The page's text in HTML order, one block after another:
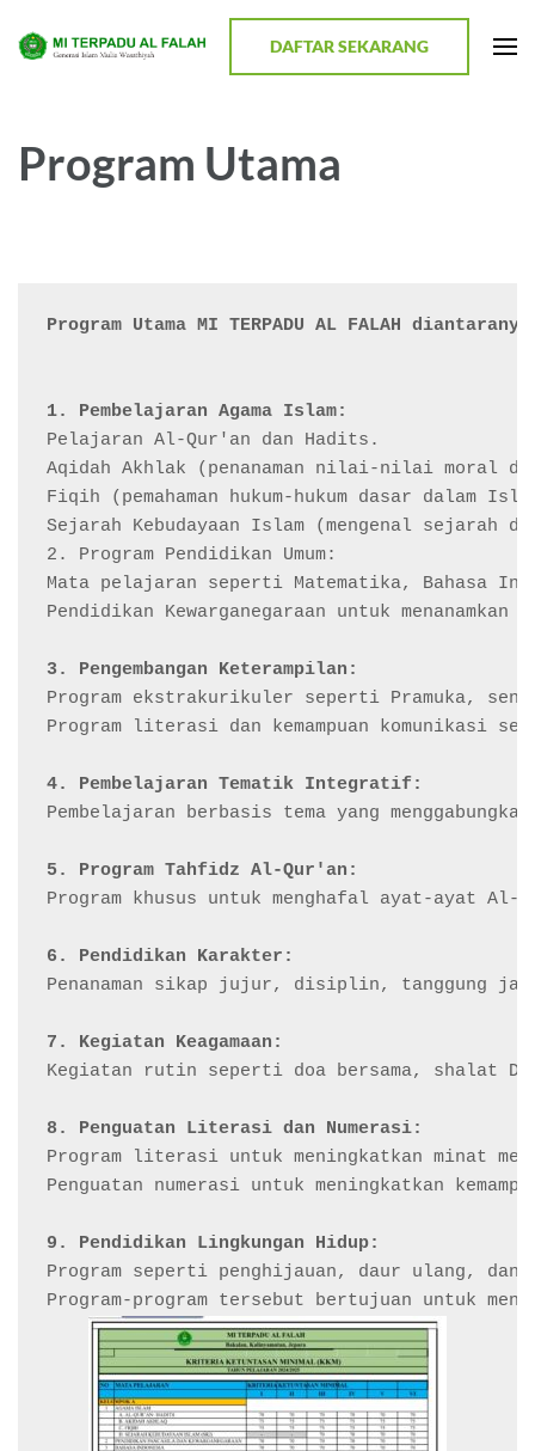
ke
Enter)
MI TERPADU AL FALAH
Terwujudnya Generasi Religius dan Berkualitas
DAFTAR SEKARANG
Program Utama
Program Utama MI TERPADU AL FALAH
1. Pembelajaran Agama Islam:
Pelajaran Al-Qur'an dan Hadits.
Aqidah Akhlak (penanaman nilai-nilai moral
Fiqih (pemahaman hukum-hukum dasar dalam
Sejarah Kebudayaan Islam (mengenal sejarah
2. Program Pendidikan Umum:
Mata pelajaran seperti Matematika, Bahasa
Pendidikan Kewarganegaraan untuk
3. Pengembangan Keterampilan:
Program ekstrakurikuler seperti Pramuka,
Program literasi dan kemampuan komunikasi
4. Pembelajaran Tematik Integratif:
Pembelajaran berbasis tema yang
5. Program Tahfidz Al-Qur'an:
Program khusus untuk menghafal ayat-ayat
6. Pendidikan Karakter:
Penanaman sikap jujur, disiplin, tanggung
7. Kegiatan Keagamaan:
Kegiatan rutin seperti doa bersama, shalat
8. Penguatan Literasi dan Numerasi:
Program literasi untuk meningkatkan minat
Penguatan numerasi untuk meningkatkan
9. Pendidikan Lingkungan Hidup:
Program seperti penghijauan, daur ulang, dan